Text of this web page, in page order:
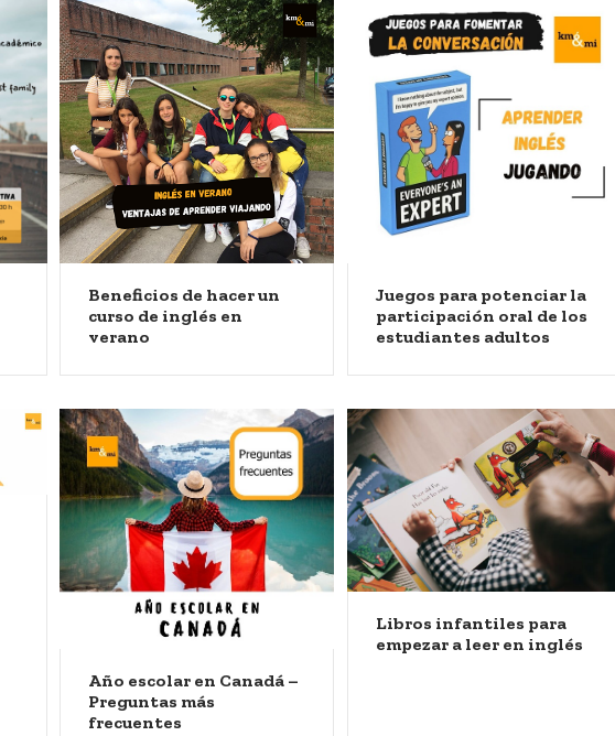
Beneficios de hacer un
curso de inglés en
verano
Juegos para potenciar la
participación oral de los
estudiantes adultos
Año escolar en Canadá –
Preguntas más
frecuentes
Libros infantiles para
empezar a leer en inglés